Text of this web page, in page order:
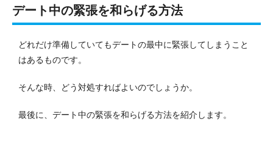
デート中の緊張を和らげる方法
どれだけ準備していてもデートの最中に緊張してしまうこと
はあるものです。
そんな時、どう対処すればよいのでしょうか。
最後に、デート中の緊張を和らげる方法を紹介します。